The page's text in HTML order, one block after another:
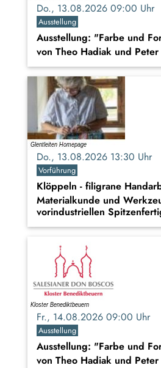
Do., 13.08.2026 09:00 Uhr
Ausstellung
Ausstellung: "Farbe und
von Theo Hadiak und
Do., 13.08.2026 13:30 Uhr
Vorführung
Klöppeln - filigrane
Materialkunde und
vorindustriellen
Fr., 14.08.2026 09:00 Uhr
Ausstellung
Ausstellung: "Farbe und
von Theo Hadiak und